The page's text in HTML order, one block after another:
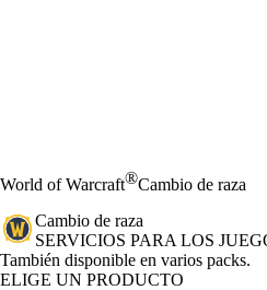
World of Warcraft®Cambio de raza
Cambio de raza
SERVICIOS PARA LOS
Product Notification
También disponible en varios packs.
ELIGE UN PRODUCTO